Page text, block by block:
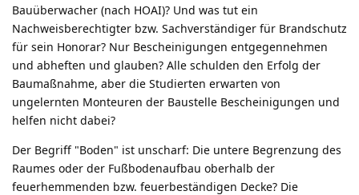
Bauüberwacher (nach HOAI)? Und was tut ein
Nachweisberechtigter bzw. Sachverständiger für Brandschutz
für sein Honorar? Nur Bescheinigungen entgegennehmen
und abheften und glauben? Alle schulden den Erfolg der
Baumaßnahme, aber die Studierten erwarten von
ungelernten Monteuren der Baustelle Bescheinigungen und
helfen nicht dabei?
Der Begriff "Boden" ist unscharf: Die untere Begrenzung des
Raumes oder der Fußbodenaufbau oberhalb der
feuerhemmenden bzw. feuerbeständigen Decke? Die